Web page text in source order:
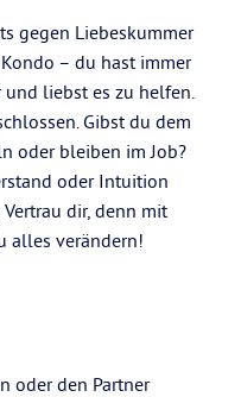
gegen Liebeskummer
– du hast immer
liebst es zu helfen.
Gibst du dem
oder bleiben im Job?
oder Intuition
dir, denn mit
alles verändern!
oder den Partner